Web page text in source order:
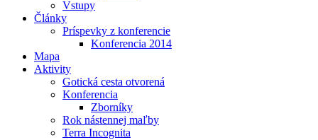
Vstupy
Články
Príspevky z konferencie
Konferencia 2014
Mapa
Aktivity
Gotická cesta otvorená
Konferencia
Zborníky
Rok nástennej maľby
Terra Incognita